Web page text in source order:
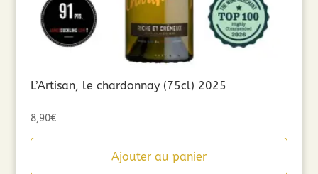
L’Artisan, le chardonnay (75cl) 2025
8,90€
Ajouter au panier